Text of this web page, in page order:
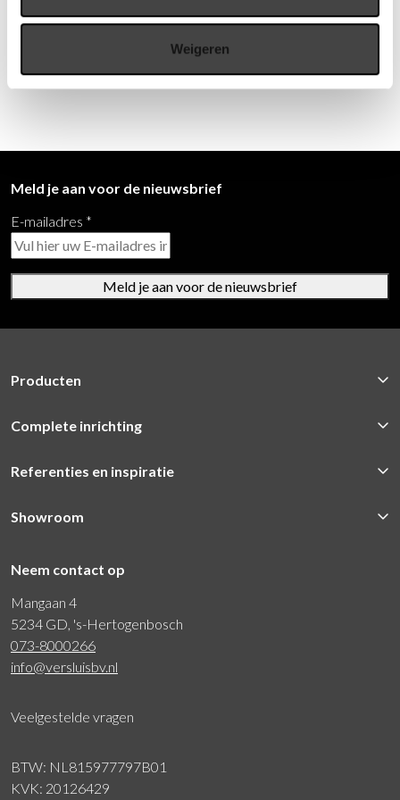
Weigeren
oplossing die naadloos aansluit op de meest uiteenlopende
Meld je aan voor de nieuwsbrief
E-mailadres *
Meld je aan voor de nieuwsbrief
Producten
Complete inrichting
Referenties en inspiratie
Showroom
Neem contact op
Mangaan 4
5234 GD, 's-Hertogenbosch
073-8000266
info@versluisbv.nl
Veelgestelde vragen
BTW: NL815977797B01
KVK: 20126429